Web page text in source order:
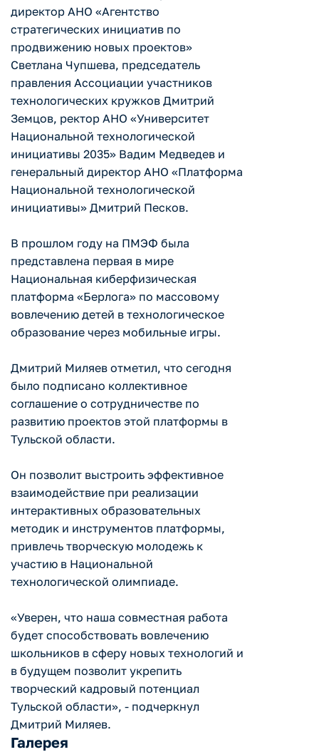
директор АНО «Агентство
стратегических инициатив по
продвижению новых проектов»
Светлана Чупшева, председатель
правления Ассоциации участников
технологических кружков Дмитрий
Земцов, ректор АНО «Университет
Национальной технологической
инициативы 2035» Вадим Медведев и
генеральный директор АНО «Платформа
Национальной технологической
инициативы» Дмитрий Песков.
В прошлом году на ПМЭФ была
представлена первая в мире
Национальная киберфизическая
платформа «Берлога» по массовому
вовлечению детей в технологическое
образование через мобильные игры.
Дмитрий Миляев отметил, что сегодня
было подписано коллективное
соглашение о сотрудничестве по
развитию проектов этой платформы в
Тульской области.
Он позволит выстроить эффективное
взаимодействие при реализации
интерактивных образовательных
методик и инструментов платформы,
привлечь творческую молодежь к
участию в Национальной
технологической олимпиаде.
«Уверен, что наша совместная работа
будет способствовать вовлечению
школьников в сферу новых технологий и
в будущем позволит укрепить
творческий кадровый потенциал
Тульской области», - подчеркнул
Дмитрий Миляев.
Галерея